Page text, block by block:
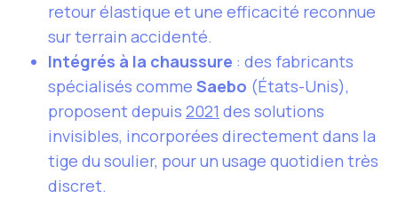
retour élastique et une efficacité reconnue
sur terrain accidenté.
Intégrés à la chaussure : des fabricants
spécialisés comme Saebo (États-Unis),
proposent depuis 2021 des solutions
invisibles, incorporées directement dans la
tige du soulier, pour un usage quotidien très
discret.